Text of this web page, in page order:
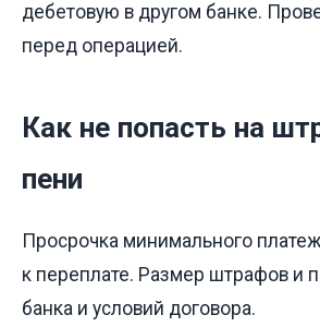
дебетовую в другом банке.
перед операцией.
Как не попасть на
пени
Просрочка минимального
к переплате. Размер штрафов и
банка и условий договора.